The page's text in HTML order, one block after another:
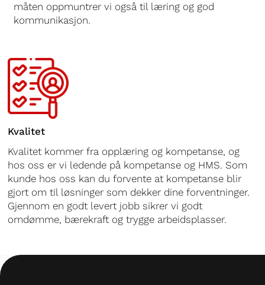
måten oppmuntrer vi også til læring og god
kommunikasjon.
Kvalitet
Kvalitet kommer fra opplæring og kompetanse, og
hos oss er vi ledende på kompetanse og HMS. Som
kunde hos oss kan du forvente at kompetanse blir
gjort om til løsninger som dekker dine forventninger.
Gjennom en godt levert jobb sikrer vi godt
omdømme, bærekraft og trygge arbeidsplasser.